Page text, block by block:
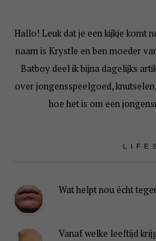
Hallo! Leuk dat je een kijkje komt
naam is Krystle en ben moeder
Batboy deel ik bijna dagelijks
over jongensspeelgoed,
hoe het is om een
Wat helpt nou écht
Vanaf welke leeftijd